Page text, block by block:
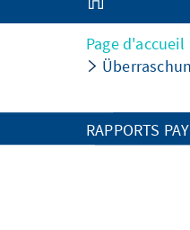
Page d'accueil
RAPPORTS